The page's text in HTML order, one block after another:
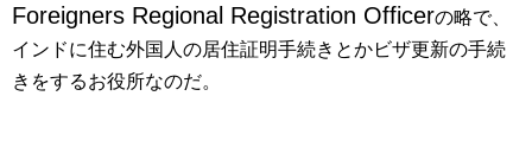
Foreigners Regional Registration Officerの略で、
インドに住む外国人の居住証明手続きとかビザ更新の手続
きをするお役所なのだ。